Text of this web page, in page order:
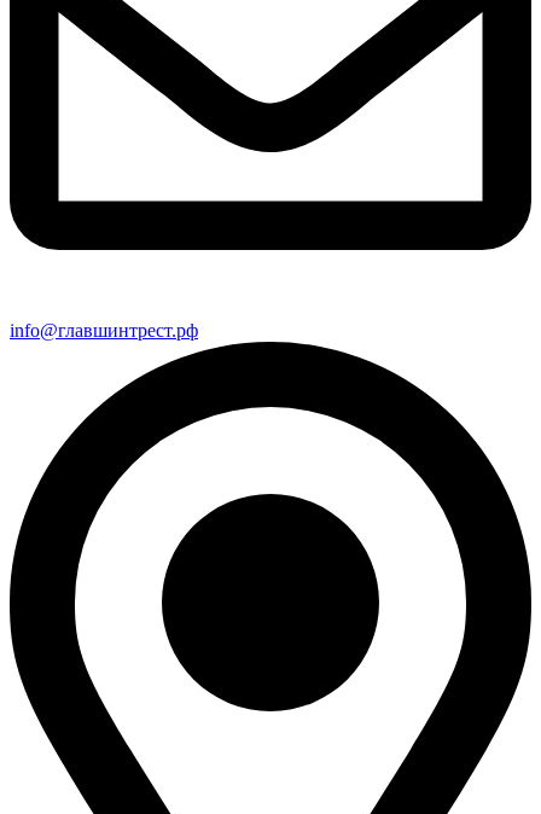
info@главшинтрест.рф